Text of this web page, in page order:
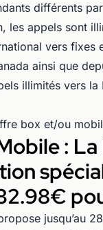
différents
les appels sont
vers fixes
ainsi que
illimités vers la
box et/ou
: La
jusqu’au